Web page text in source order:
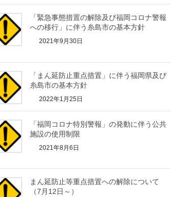
「緊急事態措置の解除及び福岡コロナ警報
への移行」に伴う糸島市の基本方針
2021年9月30日
「まん延防止重点措置」に伴う福岡県及び
糸島市の基本方針
2022年1月25日
「福岡コロナ特別警報」の発動に伴う公共
施設の使用制限
2021年8月6日
まん延防止等重点措置への解除について
（7月12日～）